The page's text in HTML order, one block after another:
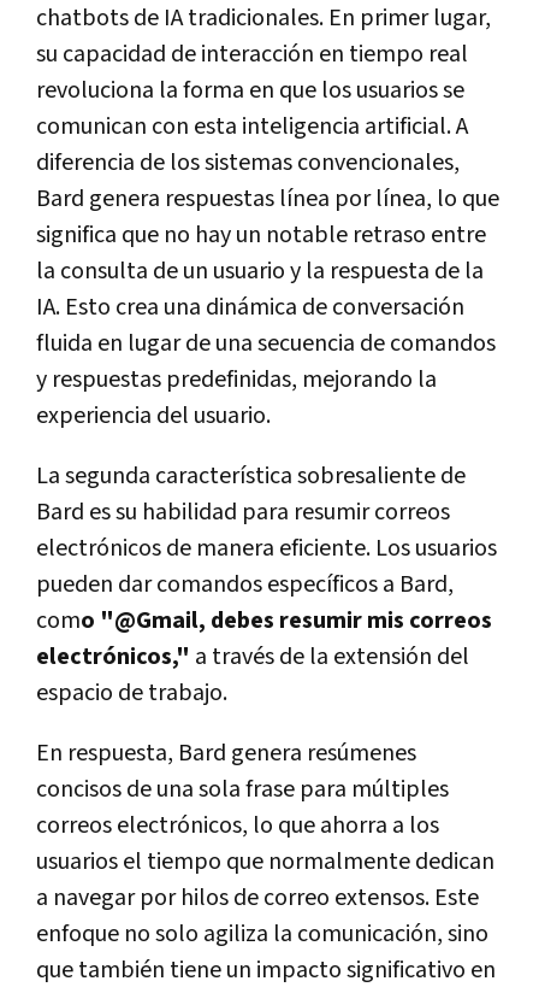
chatbots de IA tradicionales. En primer lugar,
su capacidad de interacción en tiempo real
revoluciona la forma en que los usuarios se
comunican con esta inteligencia artificial. A
diferencia de los sistemas convencionales,
Bard genera respuestas línea por línea, lo que
significa que no hay un notable retraso entre
la consulta de un usuario y la respuesta de la
IA. Esto crea una dinámica de conversación
fluida en lugar de una secuencia de comandos
y respuestas predefinidas, mejorando la
experiencia del usuario.
La segunda característica sobresaliente de
Bard es su habilidad para resumir correos
electrónicos de manera eficiente. Los usuarios
pueden dar comandos específicos a Bard,
como "@Gmail, debes resumir mis correos
electrónicos," a través de la extensión del
espacio de trabajo.
En respuesta, Bard genera resúmenes
concisos de una sola frase para múltiples
correos electrónicos, lo que ahorra a los
usuarios el tiempo que normalmente dedican
a navegar por hilos de correo extensos. Este
enfoque no solo agiliza la comunicación, sino
que también tiene un impacto significativo en